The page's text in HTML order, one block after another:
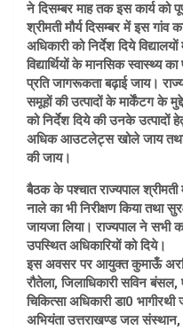
ने दिसम्बर माह तक इस कार्य को
श्रीमती मौर्य दिसम्बर में इस गांव
अधिकारी को निर्देश दिये
विद्यार्थियों के मानसिक स्वास्थ्य
प्रति जागरूकता बढ़ाई जाय।
समूहों की उत्पादों के मार्केंटग के
को निर्देश दिये की उनके उत्पादों
अधिक आउटलेट्स खोले जाय तथा
की जाय।
बैठक के पश्चात राज्यपाल
नाले का भी निरीक्षण किया तथा
जायजा लिया। राज्यपाल ने सभी
उपस्थित अधिकारियों को दिये।
इस अवसर पर आयुक्त कुमाऊँ
रौतेला, जिलाधिकारी सविन
चिकित्सा अधिकारी डा0
अभियंता उत्तराखण्ड जल